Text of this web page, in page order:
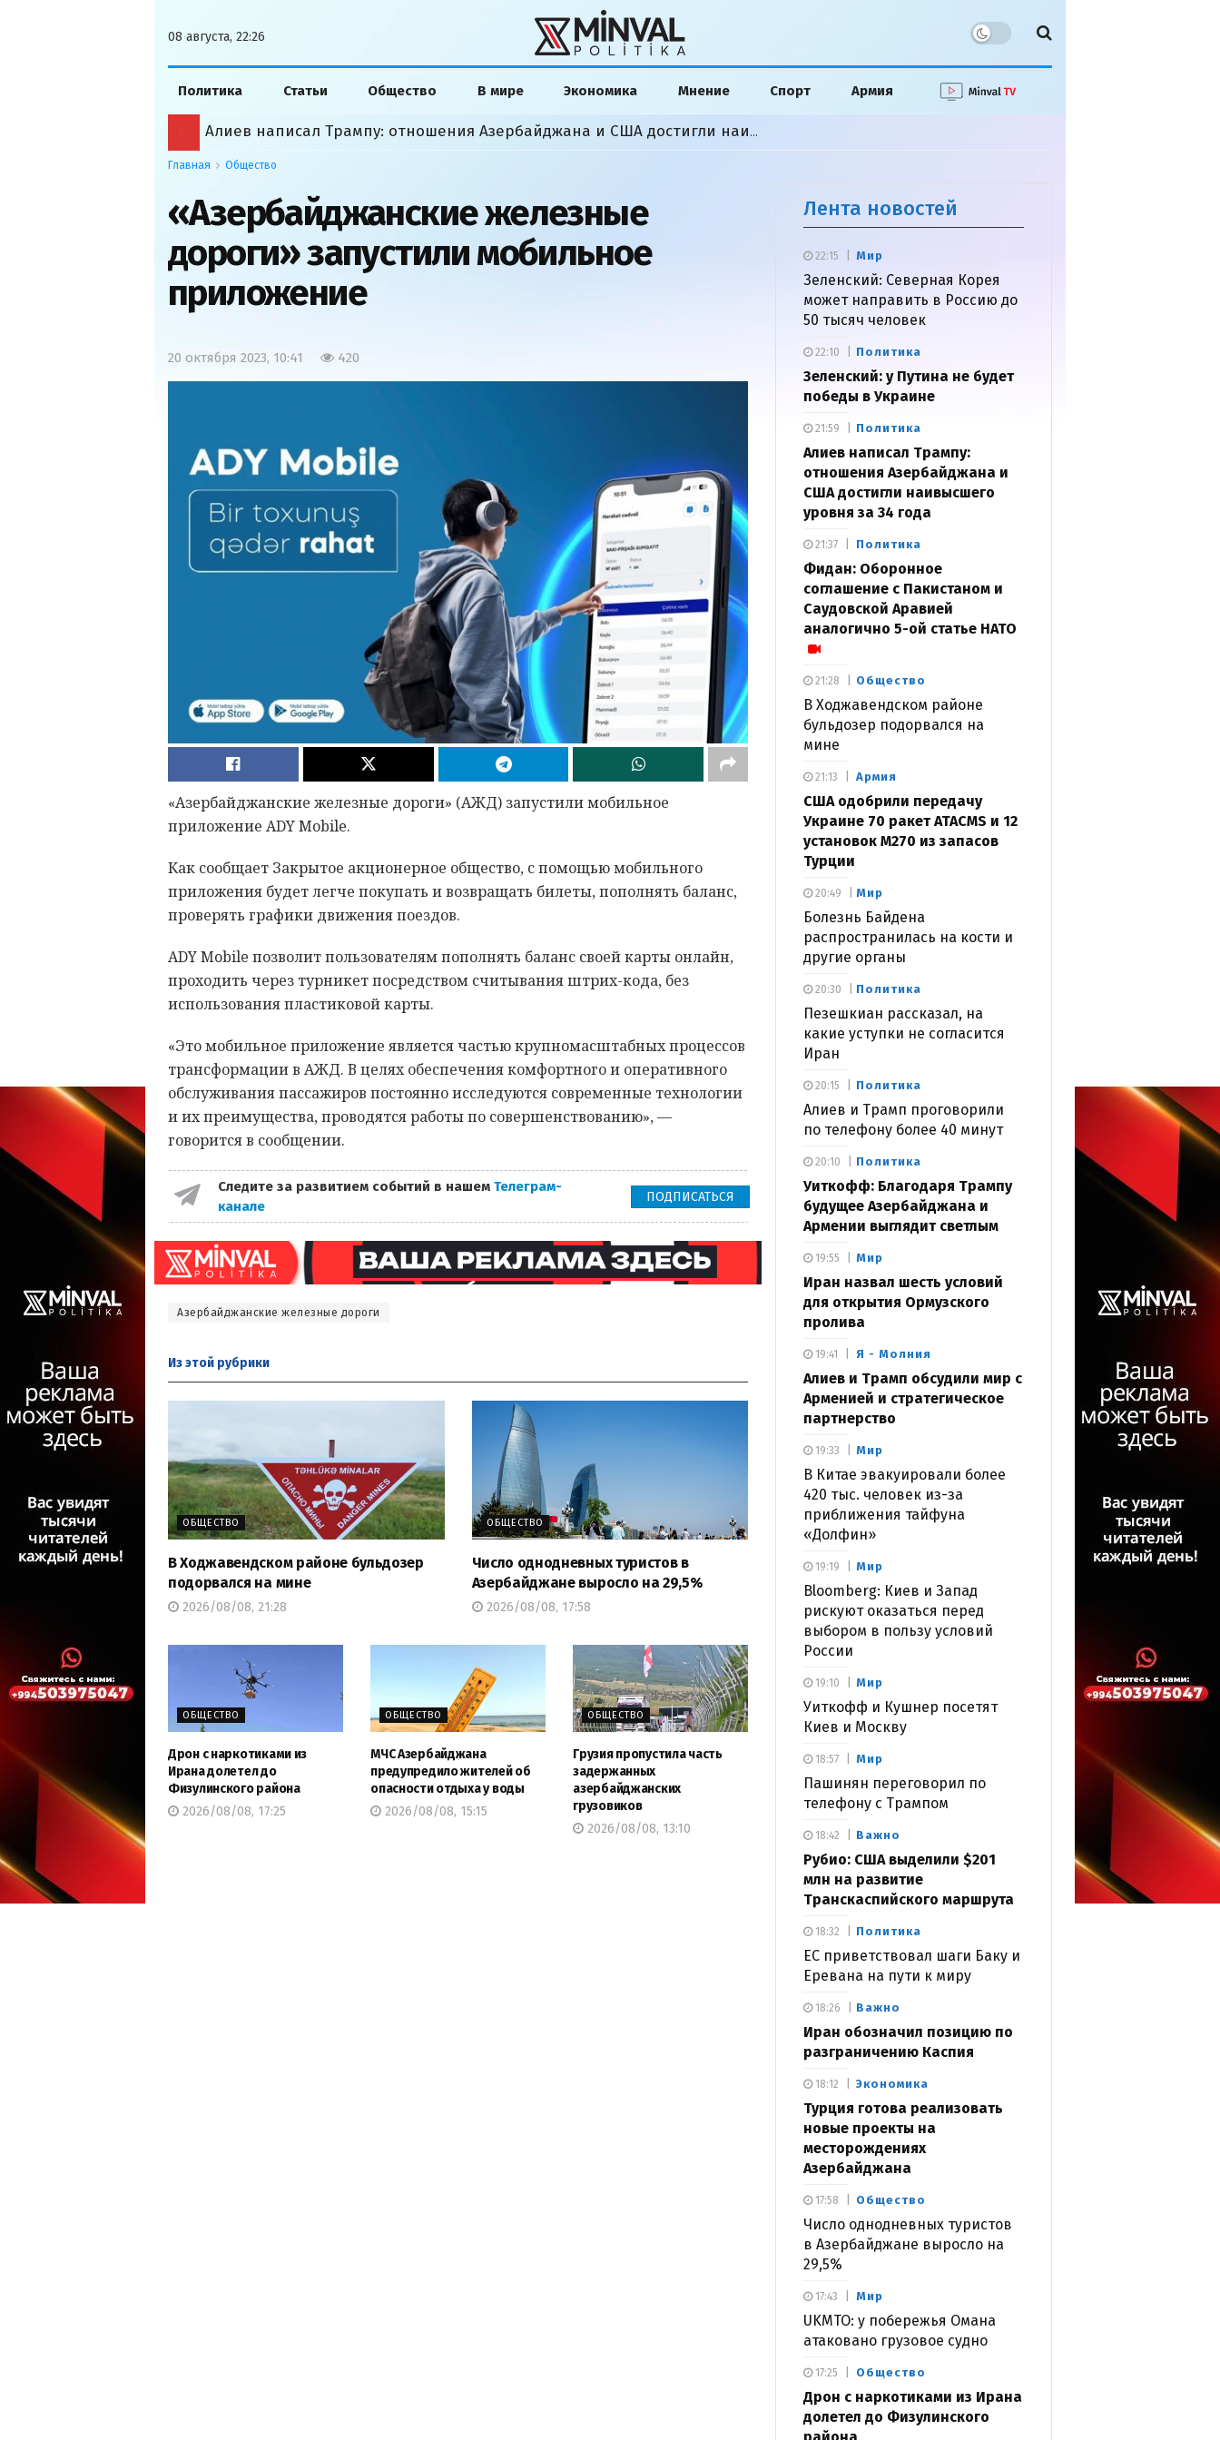
08 августа, 22:26
Политика Статьи Общество В мире Экономика Мнение Спорт Армия
Алиев написал Трампу: отношения Азербайджана и США достигли наивысшего уровня за 34 года
Главная Общество
«Азербайджанские железные
дороги» запустили мобильное
приложение
20 октября 2023, 10:41 420
«Азербайджанские железные дороги» (АЖД) запустили мобильное
приложение ADY Mobile.
Как сообщает Закрытое акционерное общество, с помощью мобильного
приложения будет легче покупать и возвращать билеты, пополнять баланс,
проверять графики движения поездов.
ADY Mobile позволит пользователям пополнять баланс своей карты онлайн,
проходить через турникет посредством считывания штрих-кода, без
использования пластиковой карты.
«Это мобильное приложение является частью крупномасштабных процессов
трансформации в АЖД. В целях обеспечения комфортного и оперативного
обслуживания пассажиров постоянно исследуются современные технологии
и их преимущества, проводятся работы по совершенствованию», —
говорится в сообщении.
Следите за развитием событий в нашем Телеграм-
канале
ПОДПИСАТЬСЯ
Азербайджанские железные дороги
Из этой рубрики
ОБЩЕСТВО
В Ходжавендском районе бульдозер
подорвался на мине
2026/08/08, 21:28
ОБЩЕСТВО
Число однодневных туристов в
Азербайджане выросло на 29,5%
2026/08/08, 17:58
ОБЩЕСТВО
Дрон с наркотиками из
Ирана долетел до
Физулинского района
2026/08/08, 17:25
ОБЩЕСТВО
МЧС Азербайджана
предупредило жителей об
опасности отдыха у воды
2026/08/08, 15:15
ОБЩЕСТВО
Грузия пропустила часть
задержанных
азербайджанских
грузовиков
2026/08/08, 13:10
Лента новостей
Мир
Зеленский: Северная Корея
может направить в Россию до
50 тысяч человек
22:15
Политика
Зеленский: у Путина не будет
победы в Украине
22:10
Политика
Алиев написал Трампу:
отношения Азербайджана и
США достигли наивысшего
уровня за 34 года
21:59
Политика
Фидан: Оборонное
соглашение с Пакистаном и
Саудовской Аравией
аналогично 5-ой статье НАТО
21:37
Общество
В Ходжавендском районе
бульдозер подорвался на
мине
21:28
Армия
США одобрили передачу
Украине 70 ракет ATACMS и 12
установок M270 из запасов
Турции
21:13
Мир
Болезнь Байдена
распространилась на кости и
другие органы
20:49
Политика
Пезешкиан рассказал, на
какие уступки не согласится
Иран
20:30
Политика
Алиев и Трамп проговорили
по телефону более 40 минут
20:15
Политика
Уиткофф: Благодаря Трампу
будущее Азербайджана и
Армении выглядит светлым
20:10
Мир
Иран назвал шесть условий
для открытия Ормузского
пролива
19:55
Я - Молния
Алиев и Трамп обсудили мир с
Арменией и стратегическое
партнерство
19:41
Мир
В Китае эвакуировали более
420 тыс. человек из-за
приближения тайфуна
«Долфин»
19:33
Мир
Bloomberg: Киев и Запад
рискуют оказаться перед
выбором в пользу условий
России
19:19
Мир
Уиткофф и Кушнер посетят
Киев и Москву
19:10
Мир
Пашинян переговорил по
телефону с Трампом
18:57
Важно
Рубио: США выделили $201
млн на развитие
Транскаспийского маршрута
18:42
Политика
ЕС приветствовал шаги Баку и
Еревана на пути к миру
18:32
Важно
Иран обозначил позицию по
разграничению Каспия
18:26
Экономика
Турция готова реализовать
новые проекты на
месторождениях
Азербайджана
18:12
Общество
Число однодневных туристов
в Азербайджане выросло на
29,5%
17:58
Мир
UKMTO: у побережья Омана
атаковано грузовое судно
17:43
Общество
Дрон с наркотиками из Ирана
долетел до Физулинского
17:25